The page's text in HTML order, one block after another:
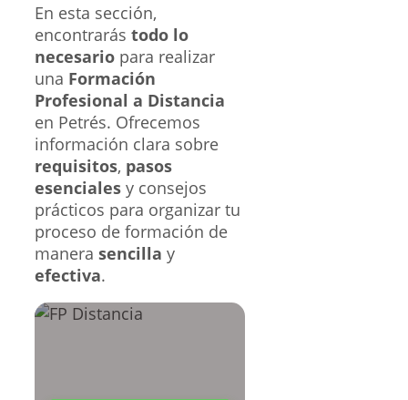
En esta sección,
encontrarás todo lo
necesario para realizar
una Formación
Profesional a Distancia
en Petrés. Ofrecemos
información clara sobre
requisitos, pasos
esenciales y consejos
prácticos para organizar tu
proceso de formación de
manera sencilla y
efectiva.